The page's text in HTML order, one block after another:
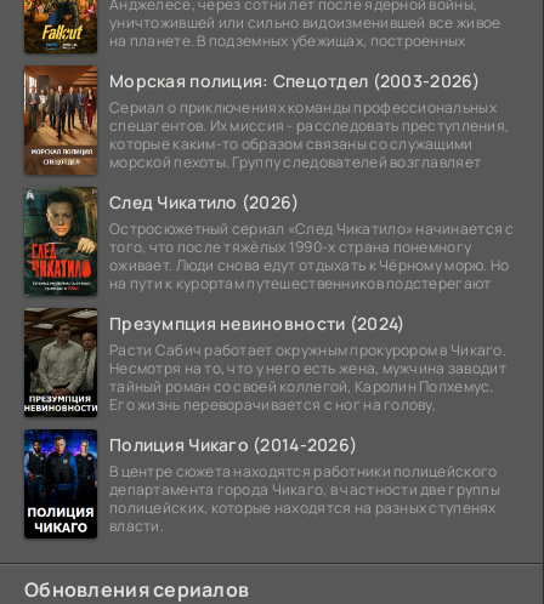
уничтожившей или сильно видоизменившей все живое
на планете. В подземных убежищах, построенных
Морская полиция: Спецотдел (2003-2026)
Сериал о приключениях команды профессиональных
спецагентов. Их миссия - расследовать преступления,
которые каким-то образом связаны со служащими
морской пехоты. Группу следователей возглавляет
След Чикатило (2026)
Остросюжетный сериал «След Чикатило» начинается с
того, что после тяжёлых 1990-х страна понемногу
оживает. Люди снова едут отдыхать к Чёрному морю. Но
на пути к курортам путешественников подстерегают
Презумпция невиновности (2024)
Расти Сабич работает окружным прокурором в Чикаго.
Несмотря на то, что у него есть жена, мужчина заводит
тайный роман со своей коллегой, Каролин Полхемус.
Его жизнь переворачивается с ног на голову,
Полиция Чикаго (2014-2026)
В центре сюжета находятся работники полицейского
департамента города Чикаго, в частности две группы
полицейских, которые находятся на разных ступенях
власти.
Обновления сериалов